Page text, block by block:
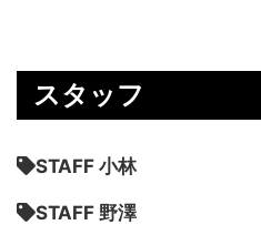
スタッフ
STAFF 小林
STAFF 野澤